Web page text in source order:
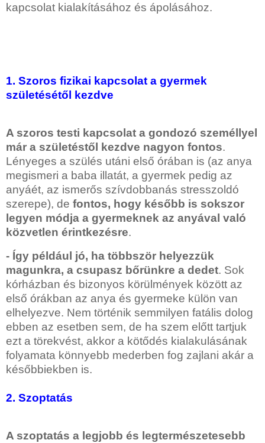
kapcsolat kialakításához és ápolásához.
1. Szoros fizikai kapcsolat a gyermek
születésétől kezdve
A szoros testi kapcsolat a gondozó személlyel
már a születéstől kezdve nagyon fontos.
Lényeges a szülés utáni első órában is (az anya
megismeri a baba illatát, a gyermek pedig az
anyáét, az ismerős szívdobbanás stresszoldó
szerepe), de fontos, hogy később is sokszor
legyen módja a gyermeknek az anyával való
közvetlen érintkezésre.
- Így például jó, ha többször helyezzük
magunkra, a csupasz bőrünkre a dedet. Sok
kórházban és bizonyos körülmények között az
első órákban az anya és gyermeke külön van
elhelyezve. Nem történik semmilyen fatális dolog
ebben az esetben sem, de ha szem előtt tartjuk
ezt a törekvést, akkor a kötődés kialakulásának
folyamata könnyebb mederben fog zajlani akár a
későbbiekben is.
2. Szoptatás
A szoptatás a legjobb és legtermészetesebb